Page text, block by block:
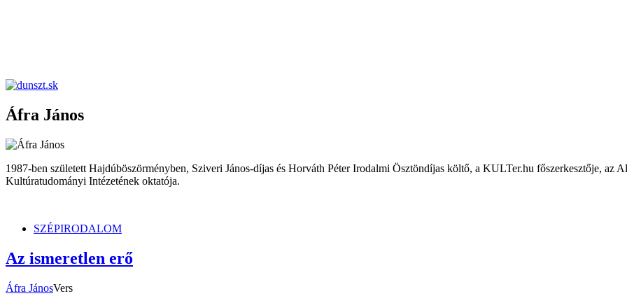
dunszt.sk
kultmag
Áfra János
1987-ben született Hajdúböszörményben, Sziveri János-díjas és Horváth Péter Irodalmi Ösztöndíjas költő, a KULTer.hu főszerkesztője, az
Kultúratudományi Intézetének oktatója.
SZÉPIRODALOM
Az ismeretlen erő
Áfra JánosVers